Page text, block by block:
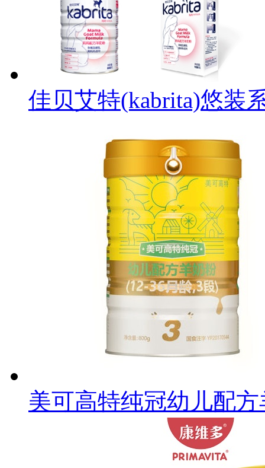
佳贝艾特(kabrita)悠装
美可高特纯冠幼儿配